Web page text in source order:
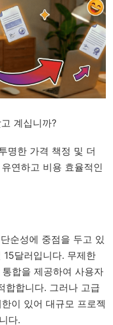
계십니까?
명한 가격 책정 및 더
연하고 비용 효율적인
순성에 중점을 두고 있
달러입니다. 무제한
합을 제공하여 사용자
합합니다. 그러나 고급
이 있어 대규모 프로젝
다.